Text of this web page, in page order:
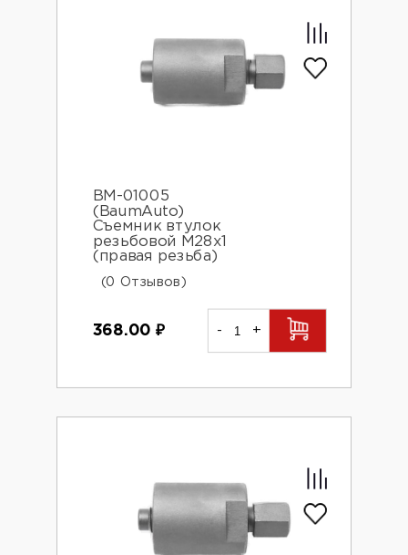
BM-01005
(BaumAuto)
Съемник втулок
резьбовой М28х1
(правая резьба)
(0 Отзывов)
368.00 ₽ - +